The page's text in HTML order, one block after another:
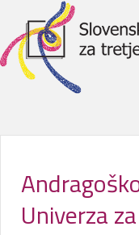
Univerza